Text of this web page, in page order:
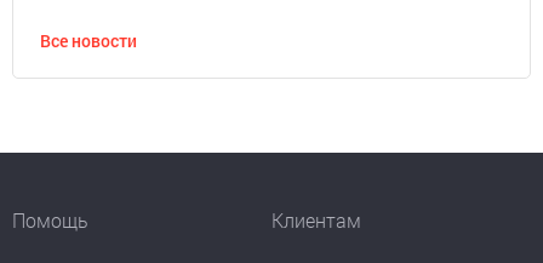
Все новости
Помощь Клиентам